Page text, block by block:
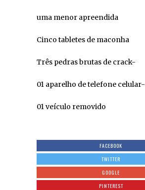
uma menor apreendida
Cinco tabletes de maconha
Três pedras brutas de crack-
01 aparelho de telefone celular-
01 veículo removido
FACEBOOK
TWITTER
GOOGLE
PINTEREST